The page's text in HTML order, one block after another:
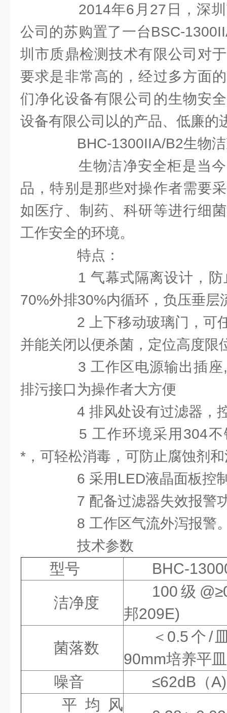
2014年6月27日，深圳
公司的苏购置了一台BSC-
圳市质鼎检测技术有限公司对
要求是非常高的，经过多方面
们净化设备有限公司的生物安
设备有限公司以的产品、低廉的
BHC-1300IIA/B2生物洁
生物洁净安全柜是当今
品，特别是那些对操作者需要
如医疗、制药、科研等进行细
工作安全的环境。
特点：
1 气幕式隔离设计，防
70%外排30%内循环，负压垂层
2 上下移动玻璃门，可
并能关闭以便杀菌，定位高度限
3 工作区电源输出插座,
排污接口为操作者大方便
4 排风处设有过滤器，
5 工作环境采用304不
*，可轻松消毒，可防止腐蚀剂
6 采用LED液晶面板控
7 配备过滤器失效报警
8 工作区气流外泻报警
技术参数
型号 BHC-
洁净度
100级
邦209E)
菌落数
＜0.5个/
90mm培养平
噪音
≤62dB（A)
平均风